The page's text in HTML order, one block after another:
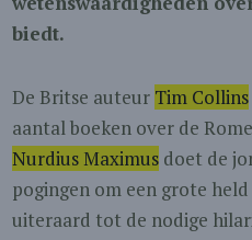
biedt.
De Britse auteur Tim Collins
aantal boeken over de
Nurdius Maximus doet de
pogingen om een grote
uiteraard tot de nodige